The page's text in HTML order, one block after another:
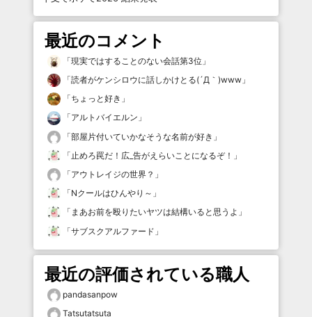
最近のコメント
「現実ではすることのない会話第3位 」
「読者がケンシロウに話しかけとる(´Д｀)www 」
「ちょっと好き 」
「アルトバイエルン 」
「部屋片付いていかなそうな名前が好き 」
「 止めろ罠だ！広_告がえらいことになるぞ！ 」
「アウトレイジの世界？ 」
「Nクールはひんやり～ 」
「 まあお前を殴りたいヤツは結構いると思うよ 」
「サブスクアルファード 」
最近の評価されている職人
pandasanpow
Tatsutatsuta